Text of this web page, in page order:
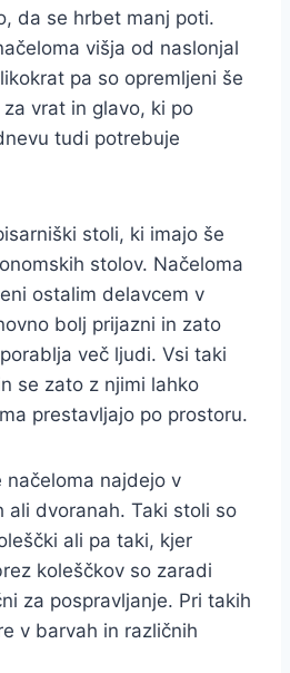
da se hrbet manj poti.
višja od naslonjal
pa so opremljeni še
vrat in glavo, ki po
tudi potrebuje
stoli, ki imajo še
stolov. Načeloma
ostalim delavcem v
bolj prijazni in zato
več ljudi. Vsi taki
se zato z njimi lahko
prestavljajo po prostoru.
načeloma najdejo v
ali dvoranah. Taki stoli so
ali pa taki, kjer
koleščkov so zaradi
za pospravljanje. Pri takih
v barvah in različnih